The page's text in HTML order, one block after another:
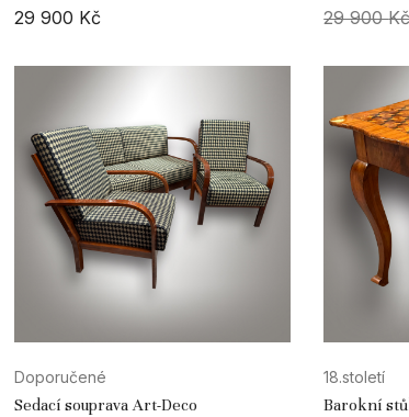
29 900 Kč 29 900
Doporučené
Sedací souprava Art-Deco
18.století
Barokní